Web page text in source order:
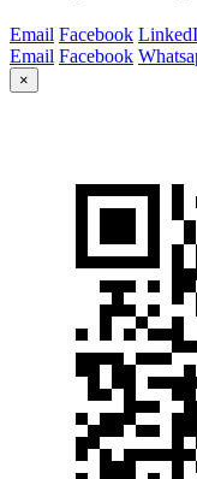
Email Facebook
Email Facebook
×